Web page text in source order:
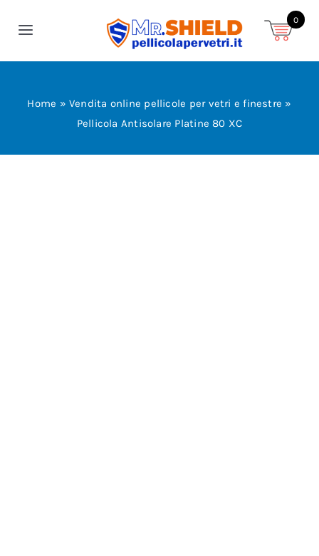
Toggle
Navigation
Home » Vendita online pellicole per vetri e finestre »
Pellicola Antisolare Platine 80 XC
0